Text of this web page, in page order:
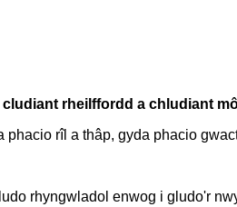
rheilffordd a chludiant
phacio rîl a thâp, gyda phacio
rhyngwladol enwog i gludo'r